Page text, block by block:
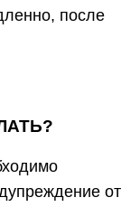
после
от